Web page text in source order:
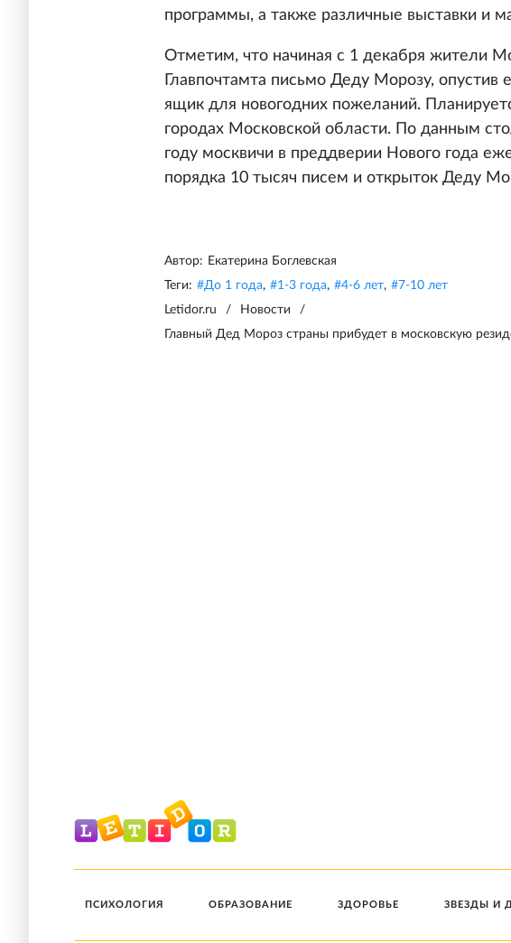
программы, а также различные выставки и
Отметим, что начиная с 1 декабря жители
Главпочтамта письмо Деду Морозу, опустив
ящик для новогодних пожеланий.
городах Московской области. По данным
году москвичи в преддверии Нового года
порядка 10 тысяч писем и открыток Деду
Автор: Екатерина Боглевская
Теги: #До 1 года, #1-3 года, #4-6 лет, #7-10 лет
Letidor.ru
/ Новости
/
Главный Дед Мороз страны прибудет в московскую
ПСИХОЛОГИЯ ОБРАЗОВАНИЕ ЗДОРОВЬЕ ЗВЕЗДЫ И